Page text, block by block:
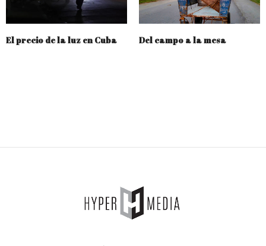
El precio de la luz en Cuba Del campo a la mesa